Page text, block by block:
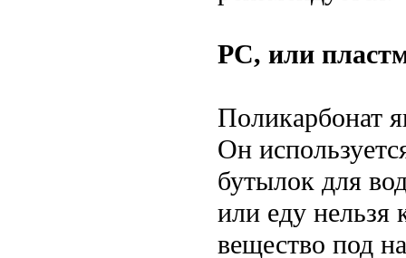
PC, или
Поликарбонат
Он
бутылок для
или еду нельзя
вещество под